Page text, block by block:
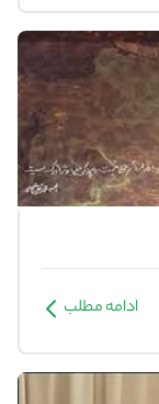
ادامه مطلب